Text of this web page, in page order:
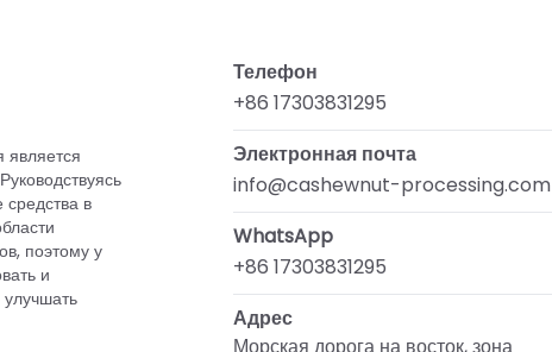
является
в
поэтому у
и
Телефон
+86 17303831295
Электронная почта
info@cashewnut-processing.com
WhatsApp
+86 17303831295
Адрес